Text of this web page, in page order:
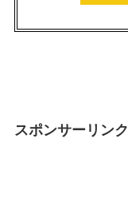
スポンサーリンク